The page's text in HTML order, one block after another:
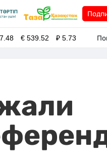
€539.52 ₽5.73